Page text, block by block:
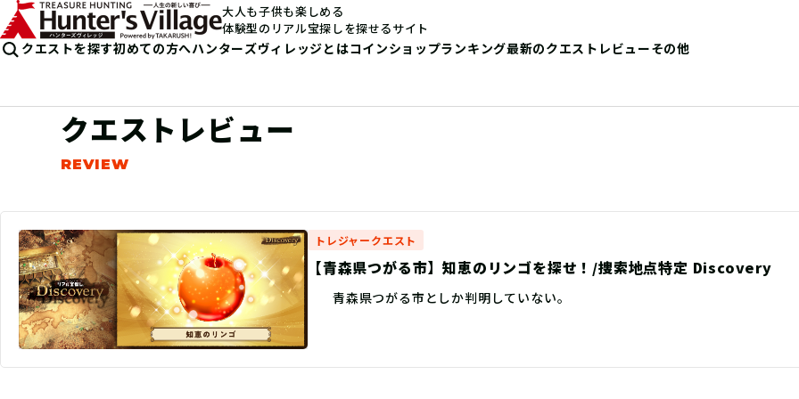
大人も子供も楽しめる
体験型のリアル宝探しを探せるサイト
クエストを探す初めての方へハンターズヴィレッジとはコインショップランキング最新のクエストレビューその他
クエストレビュー
トレジャークエスト
【青森県つがる市】知恵のリンゴを探せ！/捜索地点特定 Discovery
青森県つがる市としか判明していない。